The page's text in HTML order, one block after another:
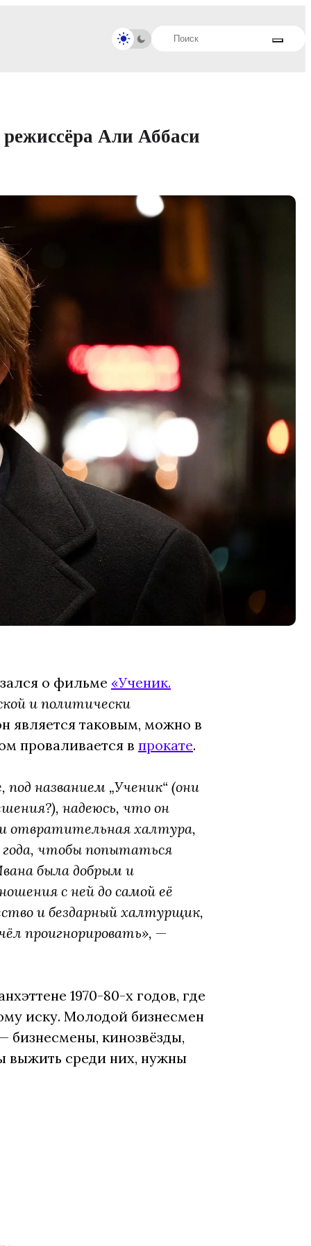
Али Аббаси
о фильме «Ученик.
и политически
является таковым, можно в
проваливается в прокате.
названием „Ученик“ (они
надеюсь, что он
отвратительная халтура,
чтобы попытаться
была добрым и
с ней до самой её
и бездарный халтурщик,
проигнорировать», —
1970-80-х годов, где
иску. Молодой бизнесмен
бизнесмены, кинозвёзды,
выжить среди них, нужны